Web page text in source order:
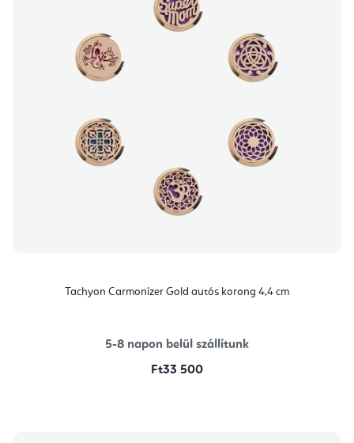
Tachyon Carmonizer Gold autós korong 4,4 cm
5-8 napon belül szállítunk
Ft33 500